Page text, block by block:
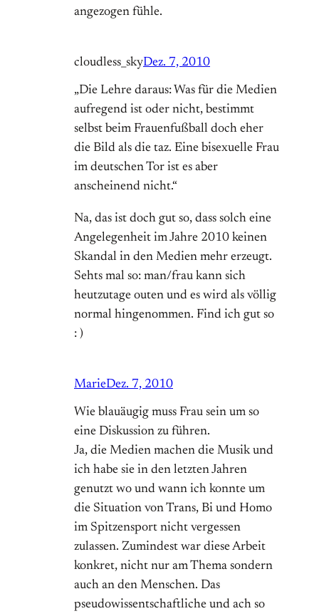
angezogen fühle.
cloudless_skyDez. 7, 2010
„Die Lehre daraus: Was für die Medien
aufregend ist oder nicht, bestimmt
selbst beim Frauenfußball doch eher
die Bild als die taz. Eine bisexuelle Frau
im deutschen Tor ist es aber
anscheinend nicht.“
Na, das ist doch gut so, dass solch eine
Angelegenheit im Jahre 2010 keinen
Skandal in den Medien mehr erzeugt.
Sehts mal so: man/frau kann sich
heutzutage outen und es wird als völlig
normal hingenommen. Find ich gut so
: )
MarieDez. 7, 2010
Wie blauäugig muss Frau sein um so
eine Diskussion zu führen.
Ja, die Medien machen die Musik und
ich habe sie in den letzten Jahren
genutzt wo und wann ich konnte um
die Situation von Trans, Bi und Homo
im Spitzensport nicht vergessen
zulassen. Zumindest war diese Arbeit
konkret, nicht nur am Thema sondern
auch an den Menschen. Das
pseudowissentschaftliche und ach so